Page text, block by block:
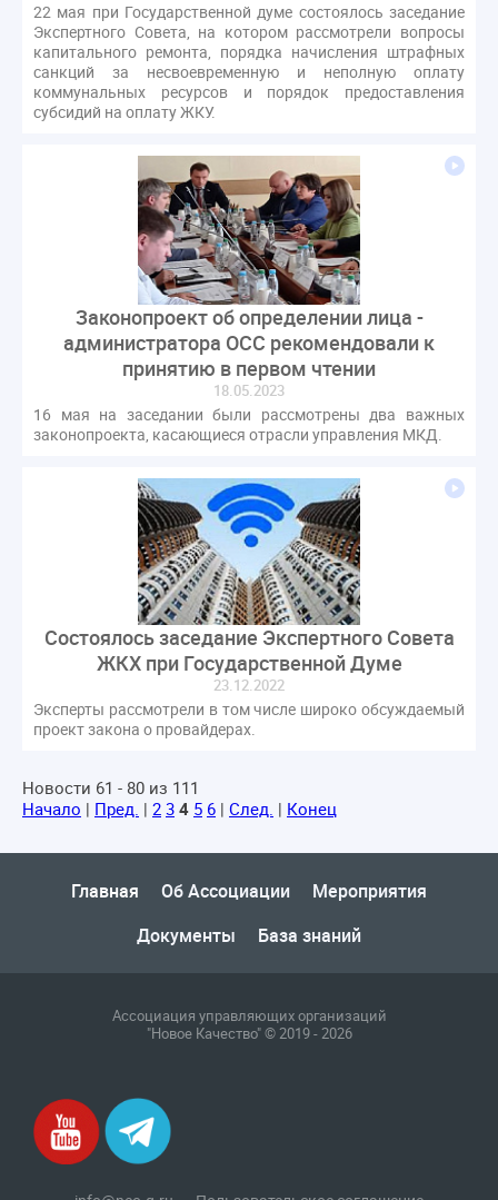
22 мая при Государственной думе состоялось заседание
Экспертного Совета, на котором рассмотрели вопросы
капитального ремонта, порядка начисления штрафных
санкций за несвоевременную и неполную оплату
коммунальных ресурсов и порядок предоставления
субсидий на оплату ЖКУ.
Законопроект об определении лица -
администратора ОСС рекомендовали к
принятию в первом чтении
18.05.2023
16 мая на заседании были рассмотрены два важных
законопроекта, касающиеся отрасли управления МКД.
Состоялось заседание Экспертного Совета
ЖКХ при Государственной Думе
23.12.2022
Эксперты рассмотрели в том числе широко обсуждаемый
проект закона о провайдерах.
Новости 61 - 80 из 111
Начало | Пред. | 2 3 4 5 6 | След. | Конец
Главная Об Ассоциации
Мероприятия
Документы
База знаний
Ассоциация управляющих организаций
"Новое Качество" © 2019 - 2026